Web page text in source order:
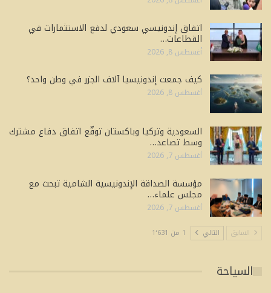
اتفاق إندونيسي سعودي لدفع الاستثمارات في
القطاعات…
أغسطس 8, 2026
كيف جمعت إندونيسيا آلاف الجزر في وطن واحد؟
أغسطس 8, 2026
السعودية وتركيا وباكستان توقّع اتفاق دفاع مشترك
وسط تصاعد…
أغسطس 7, 2026
مؤسسة الصداقة الإندونيسية الشامية تبحث مع
مجلس علماء…
أغسطس 7, 2026
السابق التالي 1 من 1٬631
السياحة